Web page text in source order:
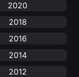
2020
2018
2016
2014
2012